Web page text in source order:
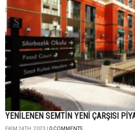
YENİLENEN SEMTİN YENİ ÇARŞISI
EKIM 24TH, 2023 | 0 COMMENTS